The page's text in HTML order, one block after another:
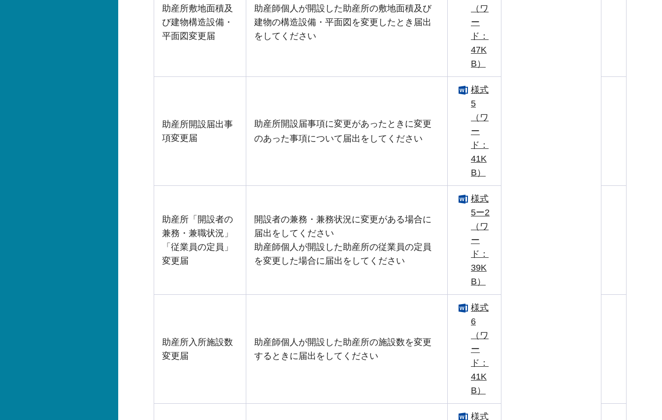
助産所敷地面積及
び建物構造設備・
平面図変更届
助産師個人が開設した助産所の敷地面積及び
建物の構造設備・平面図を変更したとき届出
をしてください
（ワ
ー
ド：
47K
B）
助産所開設届出事
項変更届
助産所開設届事項に変更があったときに変更
のあった事項について届出をしてください
様式
5
（ワ
ー
ド：
41K
B）
助産所「開設者の
兼務・兼職状況」
「従業員の定員」
変更届
開設者の兼務・兼務状況に変更がある場合に
届出をしてください
助産師個人が開設した助産所の従業員の定員
を変更した場合に届出をしてください
様式
5ー2
（ワ
ー
ド：
39K
B）
助産所入所施設数
変更届
助産師個人が開設した助産所の施設数を変更
するときに届出をしてください
様式
6
（ワ
ー
ド：
41K
B）
様式